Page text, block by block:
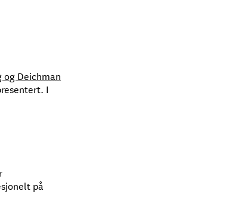
og Deichman
I
på